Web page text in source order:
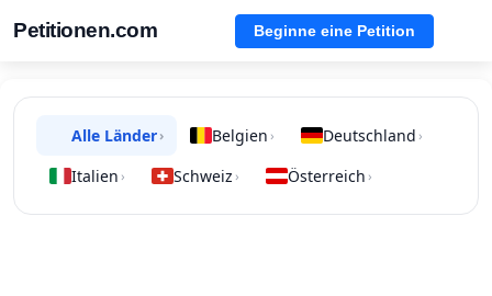
Petitionen.com Beginne eine Petition
Alle Länder› Belgien › Deutschland ›
Italien › Schweiz › Österreich ›